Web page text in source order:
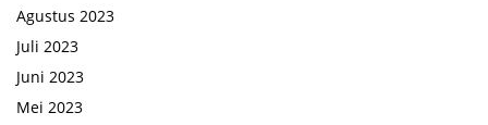
Agustus 2023
Juli 2023
Juni 2023
Mei 2023